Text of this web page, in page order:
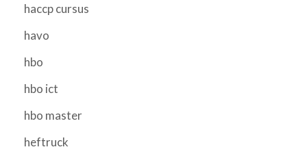
haccp cursus
havo
hbo
hbo ict
hbo master
heftruck